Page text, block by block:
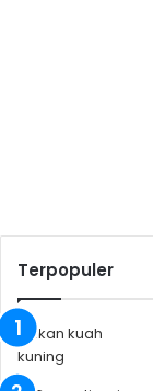
Terpopuler